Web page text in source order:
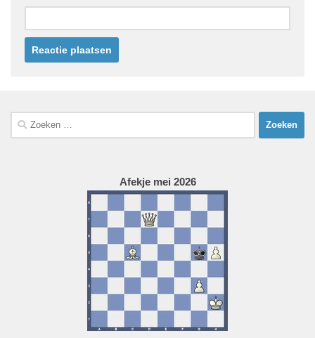
Zoeken
naar:
Afekje mei 2026